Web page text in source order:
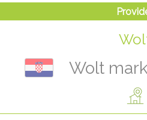
Wolt